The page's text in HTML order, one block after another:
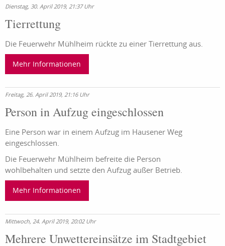
Dienstag, 30. April 2019, 21:37 Uhr
Tierrettung
Die Feuerwehr Mühlheim rückte zu einer Tierrettung aus.
Mehr Informationen
Freitag, 26. April 2019, 21:16 Uhr
Person in Aufzug eingeschlossen
Eine Person war in einem Aufzug im Hausener Weg
eingeschlossen.
Die Feuerwehr Mühlheim befreite die Person
wohlbehalten und setzte den Aufzug außer Betrieb.
Mehr Informationen
Mittwoch, 24. April 2019, 20:02 Uhr
Mehrere Unwettereinsätze im Stadtgebiet